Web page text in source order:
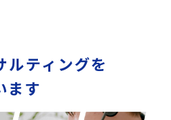
ルティングを
ます